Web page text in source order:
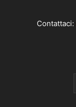
Contattaci: